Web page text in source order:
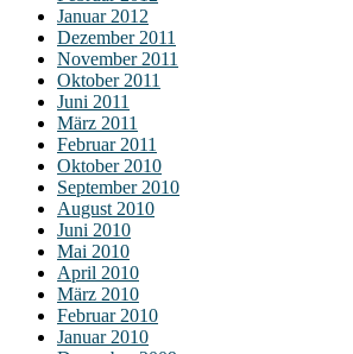
Januar 2012
Dezember 2011
November 2011
Oktober 2011
Juni 2011
März 2011
Februar 2011
Oktober 2010
September 2010
August 2010
Juni 2010
Mai 2010
April 2010
März 2010
Februar 2010
Januar 2010